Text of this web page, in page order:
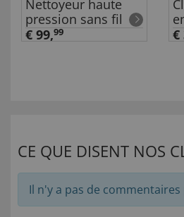
Nettoyeur haute
pression sans fil
€ 99,99
€
CE QUE DISENT NOS
Il n'y a pas de